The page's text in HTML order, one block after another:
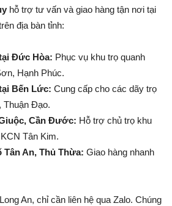
hỗ trợ tư vấn và giao hàng tận nơi tại
địa bàn tỉnh:
Đức Hòa: Phục vụ khu trọ quanh
Hạnh Phúc.
Bến Lức: Cung cấp cho các dãy trọ
Thuận Đạo.
Cần Đước: Hỗ trợ chủ trọ khu
Tân Kim.
An, Thủ Thừa: Giao hàng nhanh
An, chỉ cần liên hệ qua Zalo. Chúng